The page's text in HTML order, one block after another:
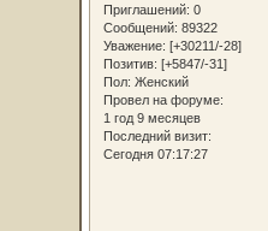
Приглашений: 0
Сообщений: 89322
Уважение: [+30211/-28]
Позитив: [+5847/-31]
Пол: Женский
Провел на форуме:
1 год 9 месяцев
Последний визит:
Сегодня 07:17:27